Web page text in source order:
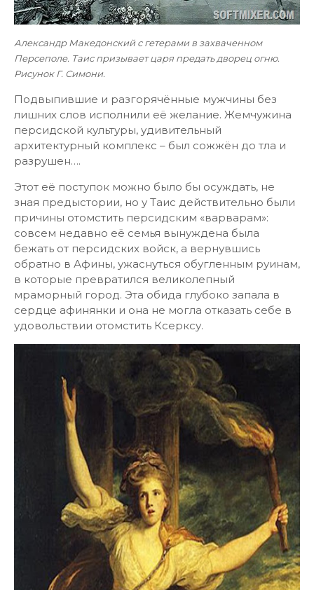
Александр Македонскийс гетерами в захваченном
Персеполе. Таис призывает царя предать дворец огню.
Рисунок Г. Симони.
Подвыпившие и разгорячённые мужчины без
лишних слов исполнили её желание. Жемчужина
персидской культуры, удивительный
архитектурный комплекс – был сожжён до тла и
разрушен….
Этот её поступок можно было бы осуждать, не
зная предыстории, но у Таис действительно были
причины отомстить персидским «варварам»:
совсем недавно её семья вынуждена была
бежать от персидских войск, а вернувшись
обратно в Афины, ужаснуться обугленным руинам,
в которые превратился великолепный
мраморный город. Эта обида глубоко запала в
сердце афинянки и она не могла отказать себе в
удовольствии отомстить Ксерксу.